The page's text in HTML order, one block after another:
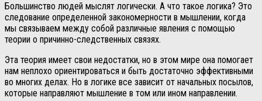
Большинство людей мыслят логически. А что такое логика? Это
следование определенной закономерности в мышлении, когда
мы связываем между собой различные явления с помощью
теории о причинно-следственных связях.
Эта теория имеет свои недостатки, но в этом мире она помогает
нам неплохо ориентироваться и быть достаточно эффективными
во многих делах. Но в логике все зависит от начальных посылов,
которые направляют мышление в том или ином направлении.